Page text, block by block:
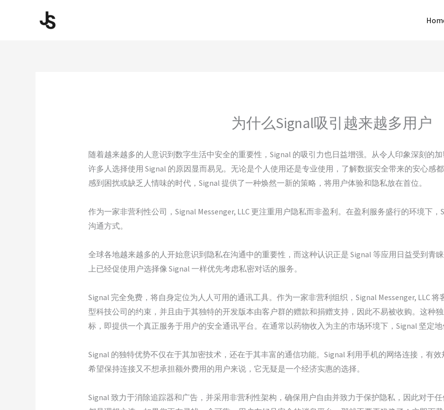
为什么Signal吸引越来越多用户
随着越来越多的人意识到数字生活中安全的重要性，Signal 的吸引力也日益增强。从令人印象深刻的
许多人选择使用 Signal 的原因显而易见。无论是个人使用还是专业使用，了解数据安全带来的安心感
感到困扰或缺乏人情味的时代，Signal 提供了一种焕然一新的策略，将用户体验和隐私放在首位。
作为一家非营利性公司，Signal Messenger, LLC 更注重用户隐私而非盈利。在盈利服务盛行的环境下
沟通方式。
全球各地越来越多的人开始意识到隐私在沟通中的重要性，而这种认识正是 Signal 等应用日益受到青
上已经促使用户选择像 Signal 一样优先考虑私密对话的服务。
Signal 完全免费，将自身定位为人人可用的通讯工具。作为一家非营利组织，Signal Messenger, LLC
型科技公司的约束，并且由于其独特的开发版本由客户群的赠款和捐赠支持，因此不易被收购。这种
标，即提供一个真正服务于用户的安全通讯平台。在通常以药物收入为主的市场环境下，Signal 坚定地
Signal 的独特优势不仅在于其加密技术，还在于其丰富的通信功能。Signal 利用手机的网络连接，有
希望保持连接又不想承担额外费用的用户来说，它无疑是一个经济实惠的选择。
Signal 致力于消除追踪器和广告，并采用非营利性架构，确保用户自由并致力于保护隐私，因此对于